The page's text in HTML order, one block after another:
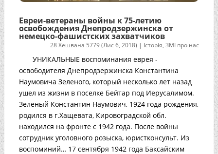
Евреи-ветераны войны к 75-летию
освобождения Днепродзержинска от
немецко-фашистских захватчиков
28 Хешвана 5779 (Лис 6, 2018) | Історія,ЗМІ про нас
УНИКАЛЬНЫЕ воспоминания еврея -
освободителя Днепродзержинска Константина
Наумовича Зеленого, который несколько лет назад
ушел из жизни в поселке Бейтар под Иерусалимом.
Зеленый Константин Наумович, 1924 года рождения,
родился в г.Хащевата, Кировоградской обл.
находился на фронте с 1942 года. После войны
сотрудник уголовного розыска, юристконсульт. Из
воспоминий… 17 сентября 1942 года Баксайским